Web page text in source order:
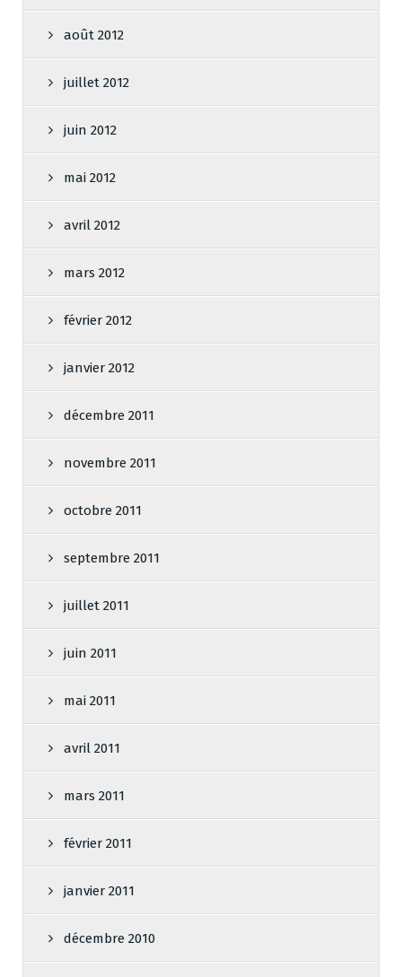
août 2012
juillet 2012
juin 2012
mai 2012
avril 2012
mars 2012
février 2012
janvier 2012
décembre 2011
novembre 2011
octobre 2011
septembre 2011
juillet 2011
juin 2011
mai 2011
avril 2011
mars 2011
février 2011
janvier 2011
décembre 2010